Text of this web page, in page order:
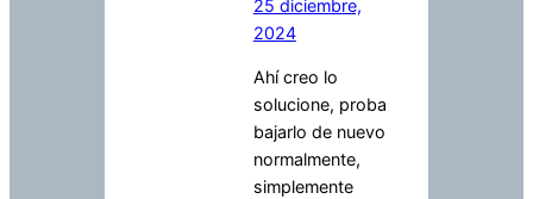
25 diciembre,
2024
Ahí creo lo
solucione, proba
bajarlo de nuevo
normalmente,
simplemente